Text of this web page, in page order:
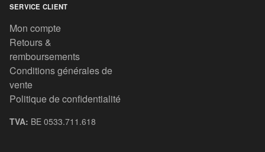
SERVICE CLIENT
Mon compte
Retours &
remboursements
Conditions générales de
vente
Politique de confidentialité
TVA: BE 0533.711.618